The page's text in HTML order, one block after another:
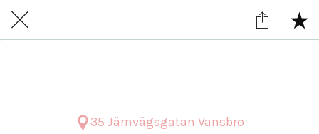
35 Järnvägsgatan Vansbro